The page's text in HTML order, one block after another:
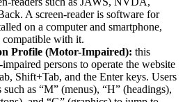
A screen-reader is software for
on a computer and smartphone,
compatible with it.
Profile (Motor-Impaired): this
persons to operate the website
Shift+Tab, and the Enter keys. Users
such as “M” (menus), “H” (headings),